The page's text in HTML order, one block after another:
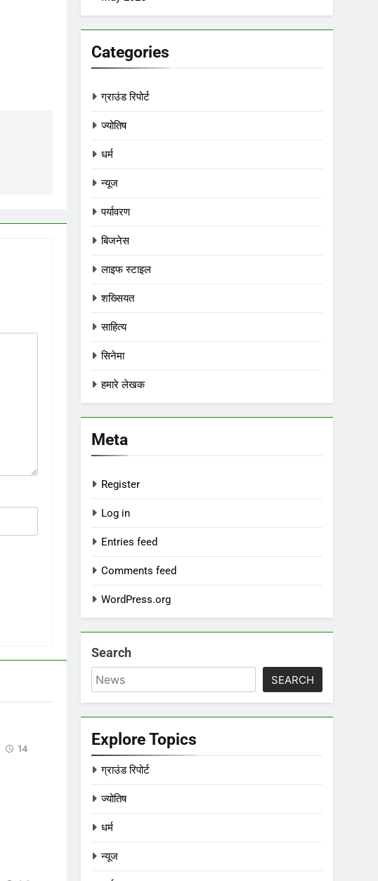
14
Categories
ग्राउंड रिपोर्ट
ज्योतिष
धर्म
न्यूज
पर्यावरण
बिजनेस
लाइफ स्टाइल
शख्सियत
साहित्य
सिनेमा
हमारे लेखक
Meta
Register
Log in
Entries feed
Comments feed
WordPress.org
Search
SEARCH
Explore Topics
ग्राउंड रिपोर्ट
ज्योतिष
धर्म
न्यूज